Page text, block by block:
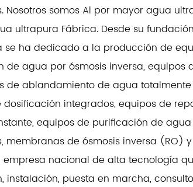
Nosotros somos Al por mayor agua
ultrapura Fábrica. Desde su
se ha dedicado a la producción de
de agua por ósmosis inversa, equipos
de ablandamiento de agua
dosificación integrados, equipos de
equipos de purificación de
membranas de ósmosis inversa (RO)
empresa nacional de alta tecnología
instalación, puesta en marcha,